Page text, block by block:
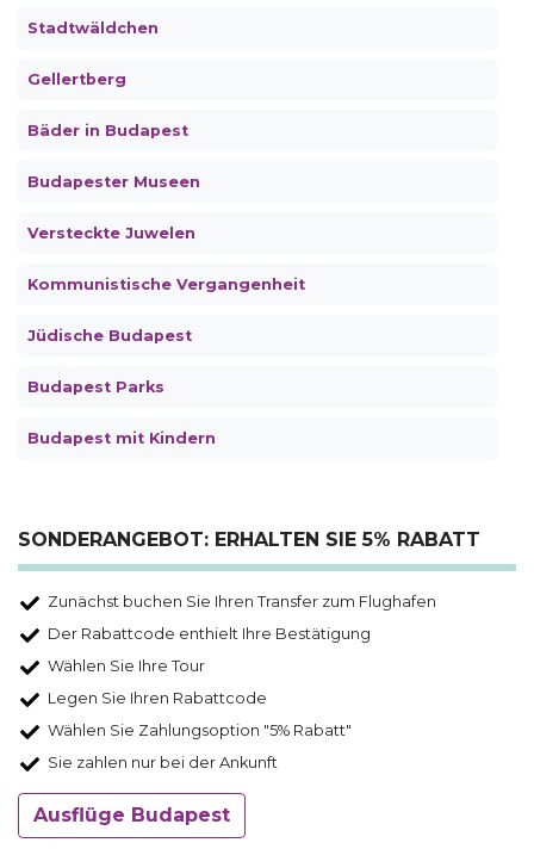
Stadtwäldchen
Gellertberg
Bäder in Budapest
Budapester Museen
Versteckte Juwelen
Kommunistische Vergangenheit
Jüdische Budapest
Budapest Parks
Budapest mit Kindern
SONDERANGEBOT: ERHALTEN SIE 5% RABATT
Zunächst buchen Sie Ihren Transfer zum Flughafen
Der Rabattcode enthielt Ihre Bestätigung
Wählen Sie Ihre Tour
Legen Sie Ihren Rabattcode
Wählen Sie Zahlungsoption "5% Rabatt"
Sie zahlen nur bei der Ankunft
Ausflüge Budapest